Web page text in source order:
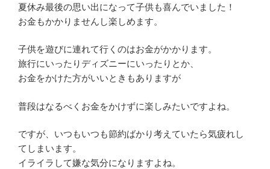
夏休み最後の思い出になって子供も喜んでいました！
お金もかかりませんし楽しめます。
子供を遊びに連れて行くのはお金がかかります。
旅行にいったりディズニーにいったりとか、
お金をかけた方がいいときもありますが
普段はなるべくお金をかけずに楽しみたいですよね。
ですが、いつもいつも節約ばかり考えていたら気疲れし
てしまいます。
イライラして嫌な気分になりますよね。